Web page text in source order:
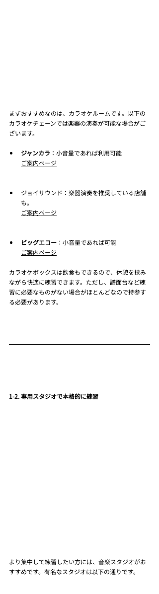
まずおすすめなのは、カラオケルームです。以下の
カラオケチェーンでは楽器の演奏が可能な場合がご
ざいます。
ジャンカラ ：小音量であれば利用可能
ご案内ページ
ジョイサウンド：楽器演奏を推奨している店舗
も。
ご案内ページ
ビッグエコー ：小音量であれば可能
ご案内ページ
カラオケボックスは飲食もできるので、休憩を挟み
ながら快適に練習できます。ただし、譜面台など練
習に必要なものがない場合がほとんどなので持参す
る必要があります。
1-2. 専用スタジオで本格的に練習
より集中して練習したい方には、音楽スタジオがお
すすめです。有名なスタジオは以下の通りです。